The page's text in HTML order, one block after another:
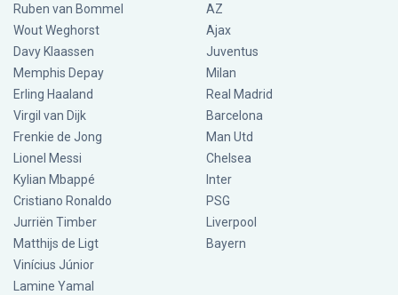
Ruben van Bommel
Wout Weghorst
Davy Klaassen
Memphis Depay
Erling Haaland
Virgil van Dijk
Frenkie de Jong
Lionel Messi
Kylian Mbappé
Cristiano Ronaldo
Jurriën Timber
Matthijs de Ligt
Vinícius Júnior
Lamine Yamal
AZ
Ajax
Juventus
Milan
Real Madrid
Barcelona
Man Utd
Chelsea
Inter
PSG
Liverpool
Bayern